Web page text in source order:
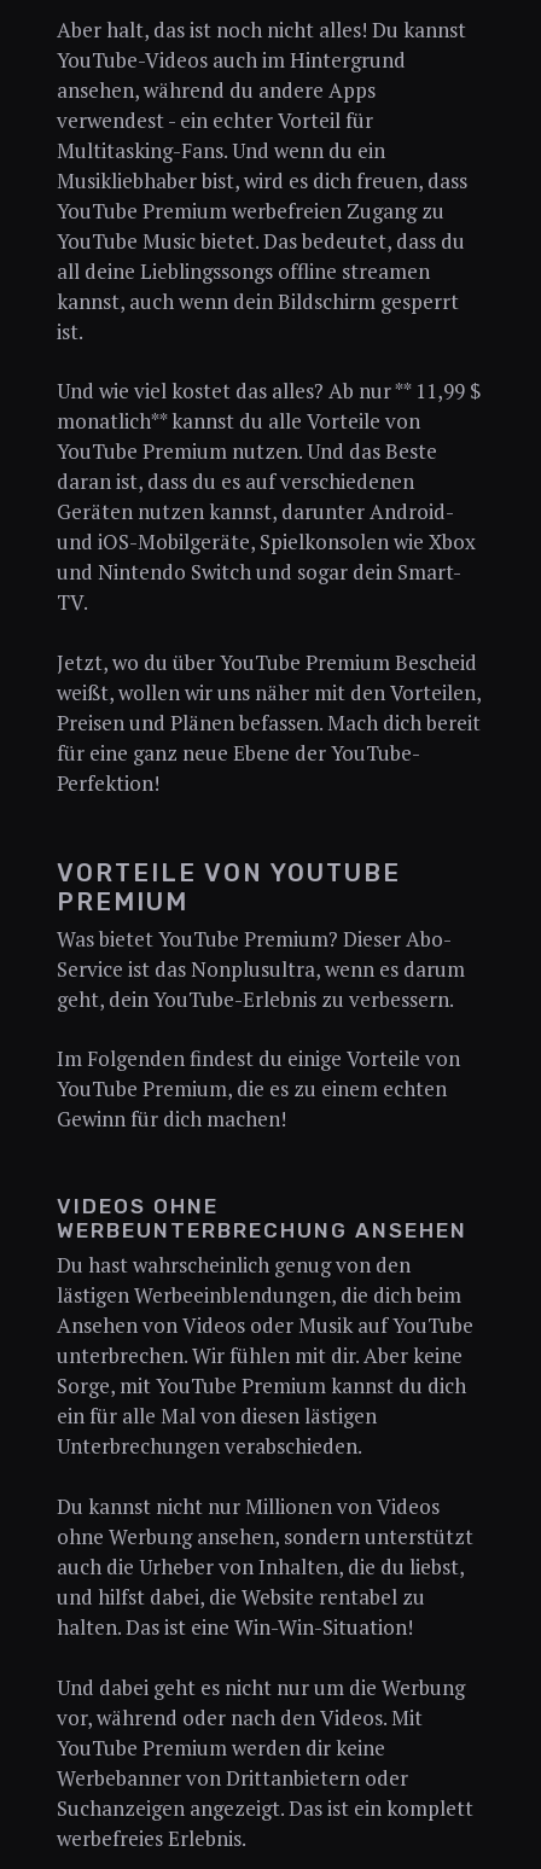
Aber halt, das ist noch nicht alles! Du kannst
YouTube-Videos auch im Hintergrund
ansehen, während du andere Apps
verwendest - ein echter Vorteil für
Multitasking-Fans. Und wenn du ein
Musikliebhaber bist, wird es dich freuen, dass
YouTube Premium werbefreien Zugang zu
YouTube Music bietet. Das bedeutet, dass du
all deine Lieblingssongs offline streamen
kannst, auch wenn dein Bildschirm gesperrt
ist.
Und wie viel kostet das alles? Ab nur ** 11,99 $
monatlich** kannst du alle Vorteile von
YouTube Premium nutzen. Und das Beste
daran ist, dass du es auf verschiedenen
Geräten nutzen kannst, darunter Android-
und iOS-Mobilgeräte, Spielkonsolen wie Xbox
und Nintendo Switch und sogar dein Smart-
TV.
Jetzt, wo du über YouTube Premium Bescheid
weißt, wollen wir uns näher mit den Vorteilen,
Preisen und Plänen befassen. Mach dich bereit
für eine ganz neue Ebene der YouTube-
Perfektion!
VORTEILE VON YOUTUBE
PREMIUM
Was bietet YouTube Premium? Dieser Abo-
Service ist das Nonplusultra, wenn es darum
geht, dein YouTube-Erlebnis zu verbessern.
Im Folgenden findest du einige Vorteile von
YouTube Premium, die es zu einem echten
Gewinn für dich machen!
VIDEOS OHNE
WERBEUNTERBRECHUNG ANSEHEN
Du hast wahrscheinlich genug von den
lästigen Werbeeinblendungen, die dich beim
Ansehen von Videos oder Musik auf YouTube
unterbrechen. Wir fühlen mit dir. Aber keine
Sorge, mit YouTube Premium kannst du dich
ein für alle Mal von diesen lästigen
Unterbrechungen verabschieden.
Du kannst nicht nur Millionen von Videos
ohne Werbung ansehen, sondern unterstützt
auch die Urheber von Inhalten, die du liebst,
und hilfst dabei, die Website rentabel zu
halten. Das ist eine Win-Win-Situation!
Und dabei geht es nicht nur um die Werbung
vor, während oder nach den Videos. Mit
YouTube Premium werden dir keine
Werbebanner von Drittanbietern oder
Suchanzeigen angezeigt. Das ist ein komplett
werbefreies Erlebnis.